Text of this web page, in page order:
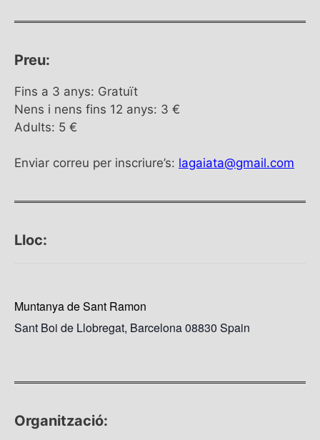
Preu:
Fins a 3 anys: Gratuït
Nens i nens fins 12 anys: 3 €
Adults: 5 €
Enviar correu per inscriure’s: lagaiata@gmail.com
Lloc:
Muntanya de Sant Ramon
Sant Boi de Llobregat, Barcelona08830 Spain
Organització: